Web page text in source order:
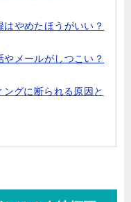
はやめたほうがいい？
やメールがしつこい？
グに断られる原因と